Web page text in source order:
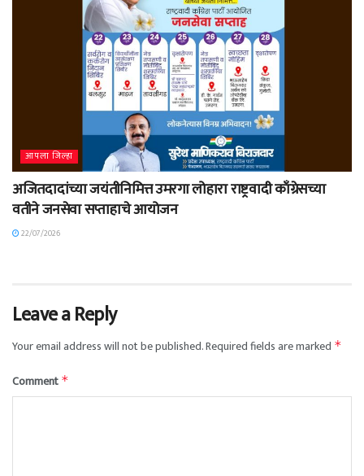
आपला जिल्हा
अजितदादांच्या जयंतीनिमित्त उमरगा लोहारा राष्ट्रवादी काँग्रेसच्या
वतीने जनसेवा सप्ताहाचे आयोजन
22/07/2026
Leave a Reply
Your email address will not be published.Required fields are marked *
Comment *